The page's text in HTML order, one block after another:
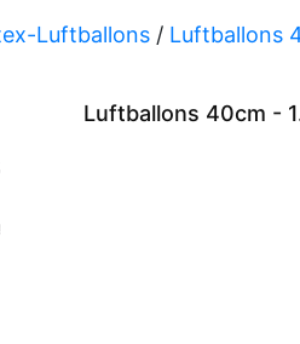
Luftballons / Luftballons
Luftballons 40cm -